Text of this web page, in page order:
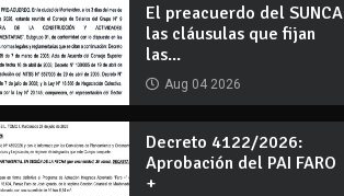
El preacuerdo del
las cláusulas que fijan
las...
Aug 04 2026
Decreto 4122/2026:
Aprobación del PAI FARO
+